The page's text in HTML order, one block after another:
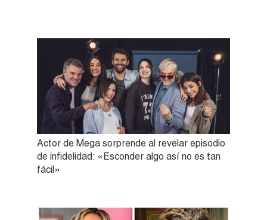
Actor de Mega sorprende al revelar episodio
de infidelidad: «Esconder algo así no es tan
fácil»